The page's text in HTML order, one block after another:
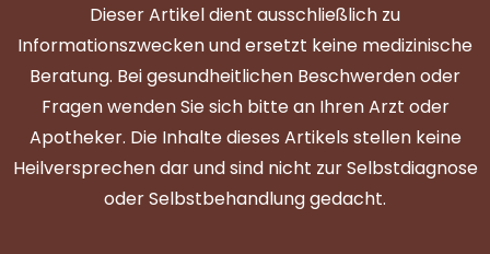
Dieser Artikel dient ausschließlich zu
Informationszwecken und ersetzt keine medizinische
Beratung. Bei gesundheitlichen Beschwerden oder
Fragen wenden Sie sich bitte an Ihren Arzt oder
Apotheker. Die Inhalte dieses Artikels stellen keine
Heilversprechen dar und sind nicht zur Selbstdiagnose
oder Selbstbehandlung gedacht.